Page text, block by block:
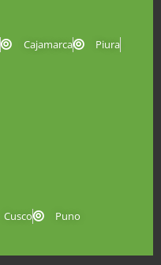
Cajamarca
Piura
Cusco Puno